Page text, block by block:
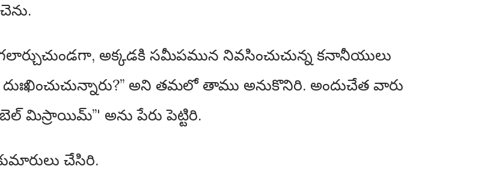
అక్కడకి సమీపమున నివసించుచున్న కనానీయులు
దుఃఖించుచున్నారు?” అని తమలో తాము అనుకొనిరి. అందుచేత వారు
మిస్రాయిమ్”' అను పేరు పెట్టిరి.
చేసిరి.